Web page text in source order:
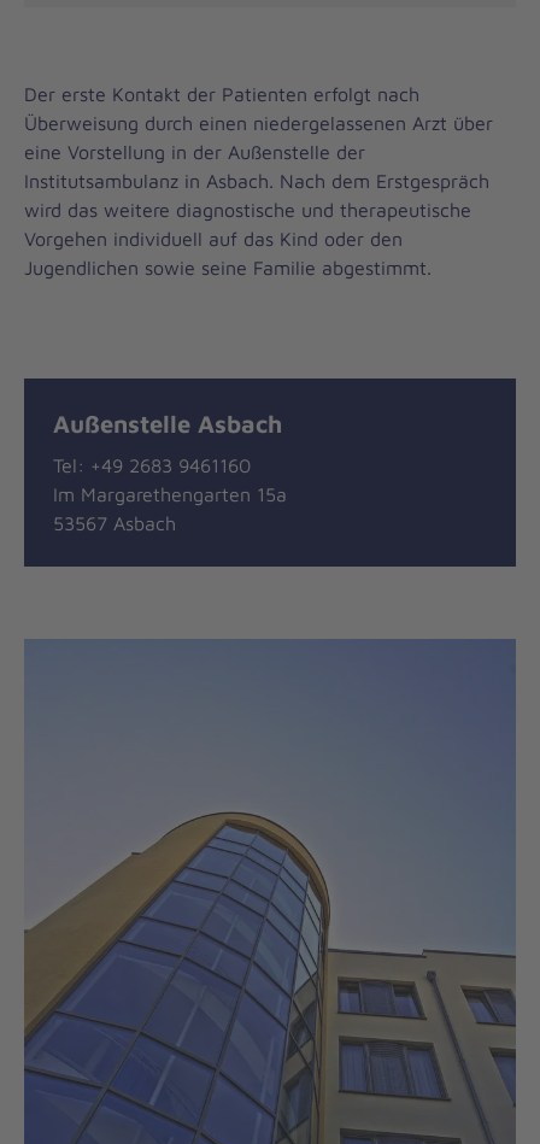
Der erste Kontakt der Patienten erfolgt nach
Überweisung durch einen niedergelassenen Arzt über
eine Vorstellung in der Außenstelle der
Institutsambulanz in Asbach. Nach dem Erstgespräch
wird das weitere diagnostische und therapeutische
Vorgehen individuell auf das Kind oder den
Jugendlichen sowie seine Familie abgestimmt.
Außenstelle Asbach
Tel: +49 2683 9461160
Im Margarethengarten 15a
53567 Asbach